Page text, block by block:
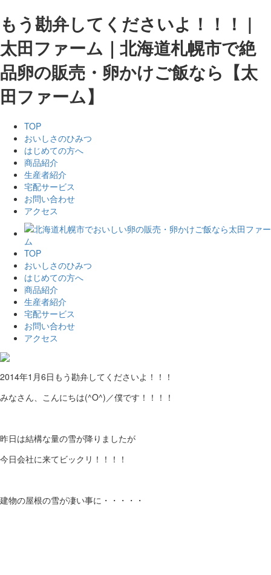
もう勘弁してくださいよ！！！ |
太田ファーム｜北海道札幌市で絶
品卵の販売・卵かけご飯なら【太
田ファーム】
TOP
おいしさのひみつ
はじめての方へ
商品紹介
生産者紹介
宅配サービス
お問い合わせ
アクセス
TOP
おいしさのひみつ
はじめての方へ
商品紹介
生産者紹介
宅配サービス
お問い合わせ
アクセス
2014年1月6日 もう勘弁してくださいよ！！！
みなさん、こんにちは(^O^)／僕です！！！！
昨日は結構な量の雪が降りましたが
今日会社に来てビックリ！！！！
建物の屋根の雪が凄い事に・・・・・